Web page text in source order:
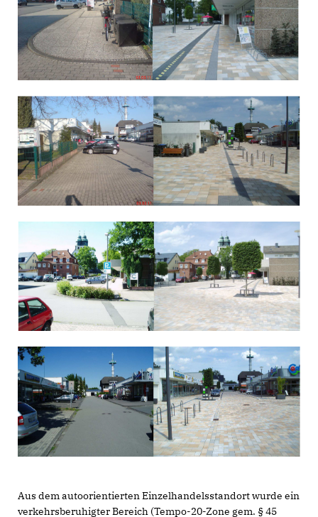
Aus dem autoorientierten Einzelhandelsstandort wurde ein
verkehrsberuhigter Bereich (Tempo-20-Zone gem. § 45